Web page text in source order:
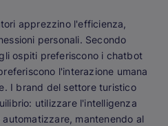
apprezzino l'efficienza,
personali. Secondo
ospiti preferiscono i chatbot
l'interazione umana
I brand del settore turistico
utilizzare l'intelligenza
mantenendo al